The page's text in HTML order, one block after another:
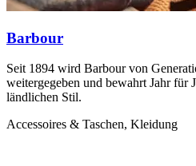
Barbour
Seit 1894 wird Barbour von
weitergegeben und bewahrt Jahr für
ländlichen Stil.
Accessoires & Taschen, Kleidung